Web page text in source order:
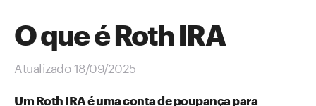
O que é Roth IRA
Atualizado 18/09/2025
Um Roth IRA é uma conta de poupança para